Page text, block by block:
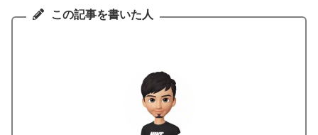
この記事を書いた人